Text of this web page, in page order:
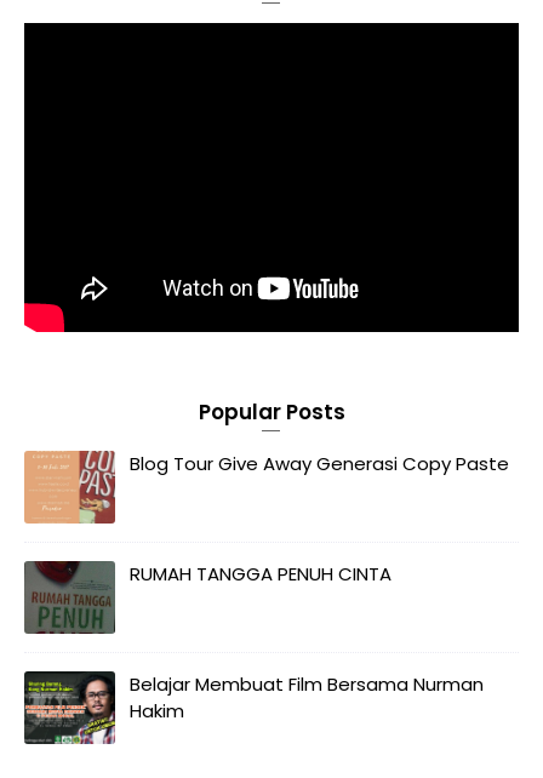
Popular Posts
Blog Tour Give Away Generasi Copy Paste
RUMAH TANGGA PENUH CINTA
Belajar Membuat Film Bersama Nurman
Hakim